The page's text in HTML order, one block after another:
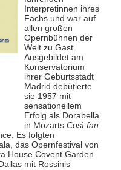
Interpretinnen ihres
Fachs und war auf
allen großen
Opernbühnen der
Welt zu Gast.
Ausgebildet am
Konservatorium
ihrer Geburtsstadt
Madrid debütierte
sie 1957 mit
sensationellem
Erfolg als Dorabella
in MozartsCosì fan
Es folgten
das Opernfestival von
House Covent Garden
mit Rossinis